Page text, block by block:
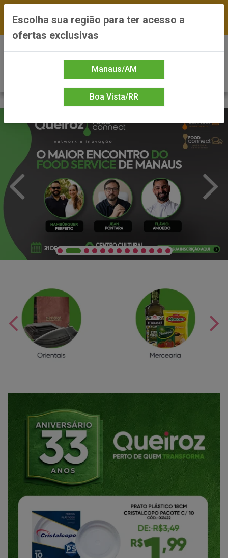
*Preços exclusivos do site — Entrega em até 24h
Escolha sua região para ter acesso a
ofertas exclusivas
Manaus/AM
Boa Vista/RR